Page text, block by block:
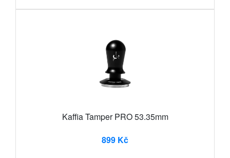
Kaffia Tamper PRO 53.35mm
899 Kč